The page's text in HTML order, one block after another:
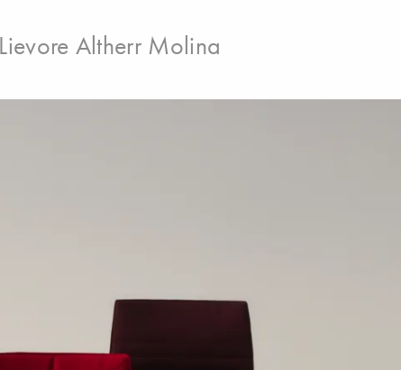
Lievore Altherr Molina